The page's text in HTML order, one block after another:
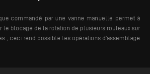
commandé par une vanne manuelle permet à
le blocage de la rotation de plusieurs rouleaux sur
; ceci rend possible les opérations d'assemblage